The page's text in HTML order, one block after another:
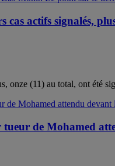
cas actifs signalés,
onze (11) au total, ont été
de Mohamed